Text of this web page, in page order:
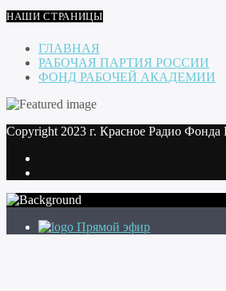
НАШИ СТРАНИЦЫ
ГЛАВНАЯ
РАБОЧАЯ ПАРТИЯ РОССИИ
ФОНД РАБОЧЕЙ АКАДЕМИИ
Copyright 2023 г. Красное Радио Фонда
Прямой эфир